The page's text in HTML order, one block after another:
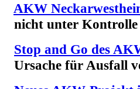
AKW
nicht unter Kontrolle
Stop and Go des
Ursache für Ausfall